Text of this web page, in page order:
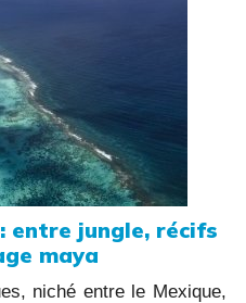
entre jungle, récifs
maya
niché entre le Mexique,